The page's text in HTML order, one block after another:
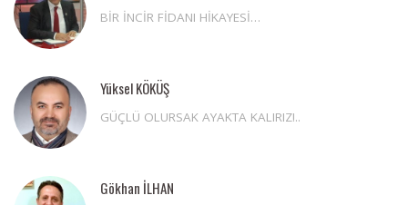
BİR İNCİR FİDANI HİKAYESİ…
Yüksel KÖKÜŞ
GÜÇLÜ OLURSAK AYAKTA KALIRIZ!..
Gökhan İLHAN